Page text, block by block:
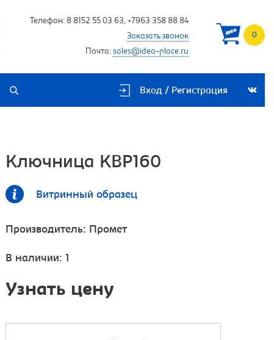
Телефон: 8 8152 55 03 63, +7963 358 88 84
Заказать звонок
Почта: sales@idea-place.ru
0
Вход / Регистрация
Ключница KBP160
Витринный образец
Производитель: Промет
В наличии: 1
Узнать цену